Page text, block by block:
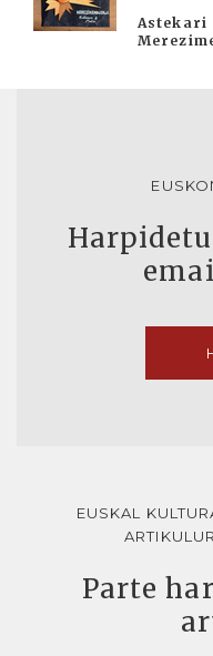
Astekari
EUSKAL
Parte